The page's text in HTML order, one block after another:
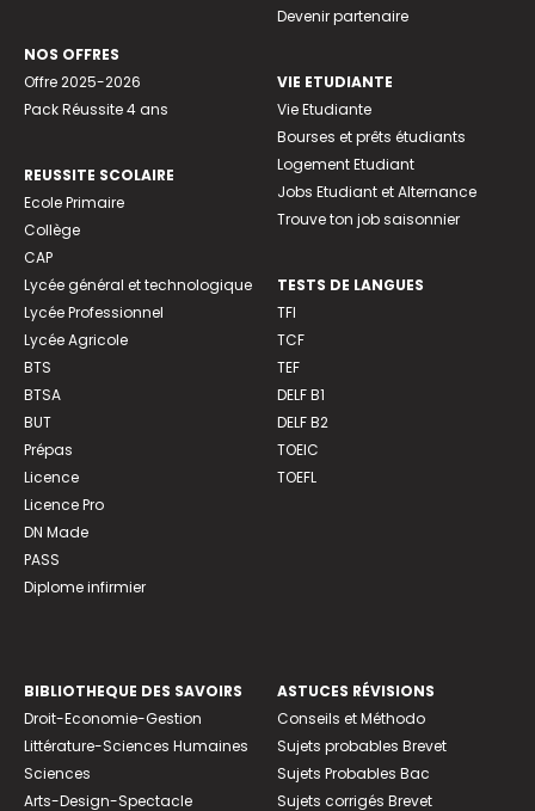
NOS OFFRES
Offre 2025-2026
Pack Réussite 4 ans
REUSSITE SCOLAIRE
Ecole Primaire
Collège
CAP
Lycée général et technologique
Lycée Professionnel
Lycée Agricole
BTS
BTSA
BUT
Prépas
Licence
Licence Pro
DN Made
PASS
Diplome infirmier
Devenir partenaire
VIE ETUDIANTE
Vie Etudiante
Bourses et prêts étudiants
Logement Etudiant
Jobs Etudiant et Alternance
Trouve ton job saisonnier
TESTS DE LANGUES
TFI
TCF
TEF
DELF B1
DELF B2
TOEIC
TOEFL
BIBLIOTHEQUE DES SAVOIRS
Droit-Economie-Gestion
Littérature-Sciences Humaines
Sciences
Arts-Design-Spectacle
ASTUCES RÉVISIONS
Conseils et Méthodo
Sujets probables Brevet
Sujets Probables Bac
Sujets corrigés Brevet